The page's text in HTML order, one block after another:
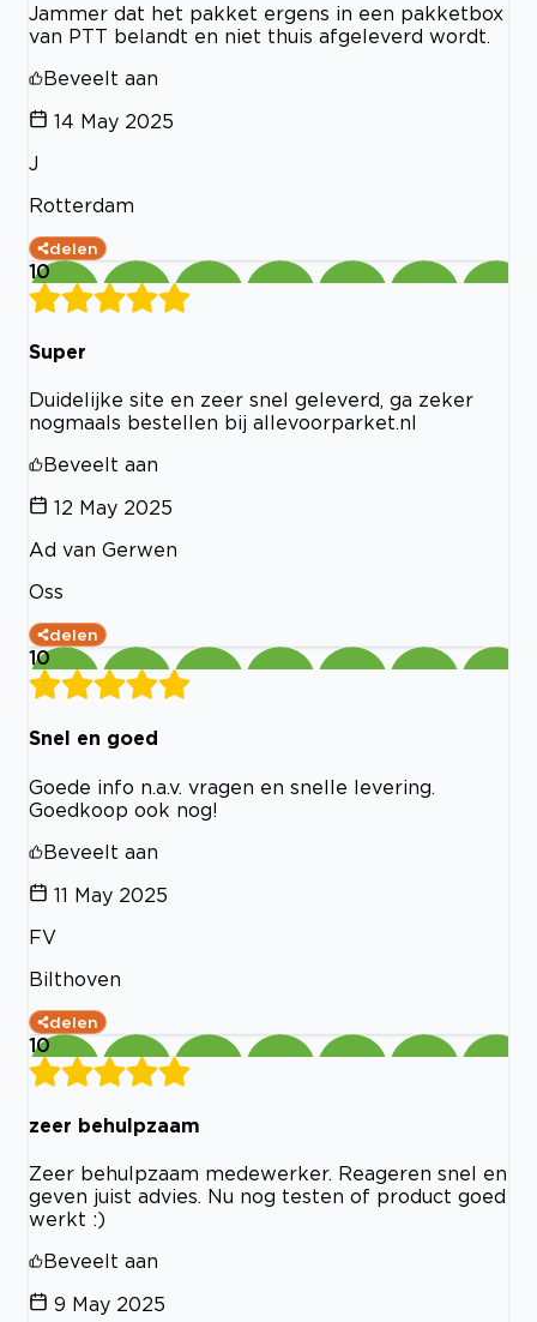
Jammer dat het pakket ergens in een pakketbox
van PTT belandt en niet thuis afgeleverd wordt.
Beveelt aan
14 May 2025
J
Rotterdam
delen
10
Super
Duidelijke site en zeer snel geleverd, ga zeker
nogmaals bestellen bij allevoorparket.nl
Beveelt aan
12 May 2025
Ad van Gerwen
Oss
delen
10
Snel en goed
Goede info n.a.v. vragen en snelle levering.
Goedkoop ook nog!
Beveelt aan
11 May 2025
FV
Bilthoven
delen
10
zeer behulpzaam
Zeer behulpzaam medewerker. Reageren snel en
geven juist advies. Nu nog testen of product goed
werkt :)
Beveelt aan
9 May 2025